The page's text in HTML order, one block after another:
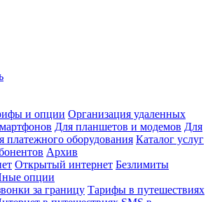
и опции Организация удаленных
Для планшетов и модемов Для
платежного оборудования Каталог услуг
Архив
Открытый интернет Безлимиты
опции
за границу Тарифы в путешествиях